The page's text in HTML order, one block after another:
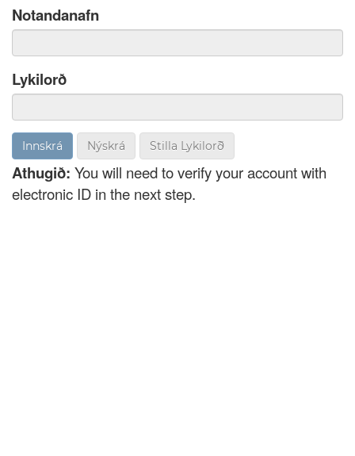
Notandanafn
Lykilorð
Nýskrá Stilla Lykilorð
Athugið: You will need to verify your account with
electronic ID in the next step.